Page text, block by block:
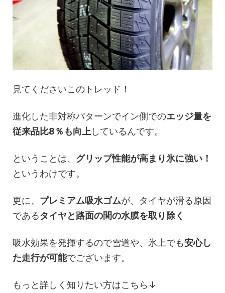
見てくださいこのトレッド！
進化した非対称パターンでイン側でのエッジ量を
従来品比8％も向上しているんです。
ということは、 グリップ性能が高まり氷に強い！
というわけです。
更に、 プレミアム吸水ゴムが、タイヤが滑る原因
であるタイヤと路面の間の水膜を取り除く
吸水効果を発揮するので雪道や、氷上でも安心し
た走行が可能でございます。
もっと詳しく知りたい方はこちら↓